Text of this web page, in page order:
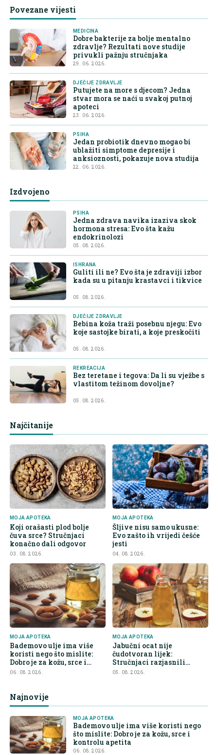
Povezane vijesti
MEDICINA
Dobre bakterije za bolje mentalno
zdravlje? Rezultati nove studije
privukli pažnju stručnjaka
29. 06. 2026.
DJEČIJE ZDRAVLJE
Putujete na more s djecom? Jedna
stvar mora se naći u svakoj putnoj
apoteci
23. 06. 2026.
PSIHA
Jedan probiotik dnevno mogao bi
ublažiti simptome depresije i
anksioznosti, pokazuje nova studija
22. 06. 2026.
Izdvojeno
PSIHA
Jedna zdrava navika izaziva skok
hormona stresa: Evo šta kažu
endokrinolozi
05. 08. 2026.
ISHRANA
Guliti ili ne? Evo šta je zdraviji izbor
kada su u pitanju krastavci i tikvice
05. 08. 2026.
DJEČIJE ZDRAVLJE
Bebina koža traži posebnu njegu: Evo
koje sastojke birati, a koje preskočiti
05. 08. 2026.
REKREACIJA
Bez teretane i tegova: Da li su vježbe s
vlastitom težinom dovoljne?
05. 08. 2026.
Najčitanije
MOJA APOTEKA
Koji orašasti plod bolje
čuva srce? Stručnjaci
konačno dali odgovor
03. 08. 2026.
MOJA APOTEKA
Šljive nisu samo ukusne:
Evo zašto ih vrijedi češće
jesti
04. 08. 2026.
MOJA APOTEKA
Bademovo ulje ima više
koristi nego što mislite:
Dobro je za kožu, srce i
kontrolu apetita
06. 08. 2026.
MOJA APOTEKA
Jabučni ocat nije
čudotvoran lijek:
Stručnjaci razjasnili
najveće zablude
05. 08. 2026.
Najnovije
MOJA APOTEKA
Bademovo ulje ima više koristi nego
što mislite: Dobro je za kožu, srce i
kontrolu apetita
06. 08. 2026.